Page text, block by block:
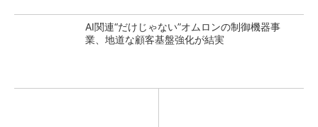
AI関連“だけじゃない”オムロンの制御機器事
業、地道な顧客基盤強化が結実